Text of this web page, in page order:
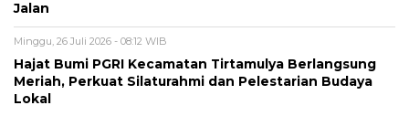
Jalan
Minggu, 26 Juli 2026 - 08:12 WIB
Hajat Bumi PGRI Kecamatan Tirtamulya Berlangsung
Meriah, Perkuat Silaturahmi dan Pelestarian Budaya
Lokal